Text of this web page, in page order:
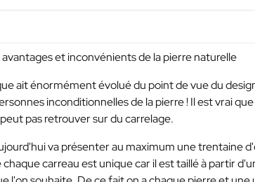
et inconvénients de la pierre naturelle
ait énormément évolué du point de vue du
inconditionnelles de la pierre ! Il est vrai
pas retrouver sur du carrelage.
va présenter au maximum une trentaine
carreau est unique car il est taillé à partir